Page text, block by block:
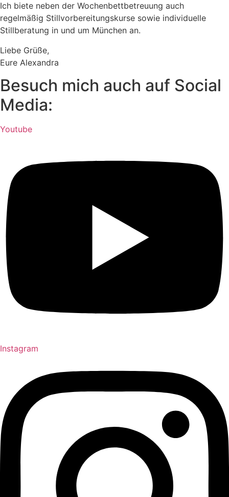
Ich biete neben der Wochenbettbetreuung auch
regelmäßig Stillvorbereitungskurse sowie individuelle
Stillberatung in und um München an.
Liebe Grüße,
Eure Alexandra
Besuch mich auch auf Social
Media:
Youtube
Instagram